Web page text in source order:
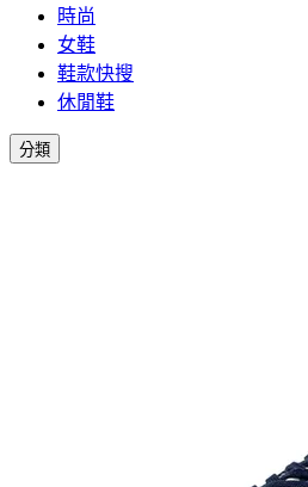
時尚
女鞋
鞋款快搜
休閒鞋
分類